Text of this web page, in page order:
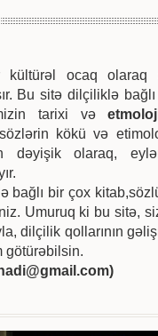
ocaq olaraq
Bu sitə dilçiliklə
tarixi və
kökü və
dəyişik olaraq,
bağlı bir çox
Umuruq ki bu sitə,
dilçilik qollarının
götürəbilsin.
)